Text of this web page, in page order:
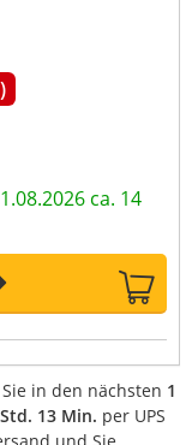
ca. 14
in den nächsten 1
13 Min. per UPS